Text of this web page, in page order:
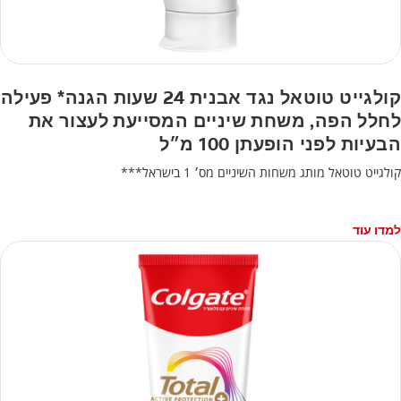
קולגייט טוטאל נגד אבנית 24 שעות הגנה* פעילה
לחלל הפה, משחת שיניים המסייעת לעצור את
הבעיות לפני הופעתן 100 מ״ל
קולגייט טוטאל מותג משחות השיניים מס׳ 1 בישראל***
למדו עוד